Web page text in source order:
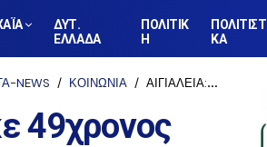
ΔΥΤ.
ΕΛΛΑΔΑ
ΠΟΛΙΤΙΚ
Η
ΠΟΛΙΤΙΣΤΙ
ΚΑ
NEWS ΚΟΙΝΩΝΙΑ ΑΙΓΙΑΛΕΙΑ: Αυτοπυροβολήθηκε 49χρονος πατέρας δύο παιδιών
49χρονος